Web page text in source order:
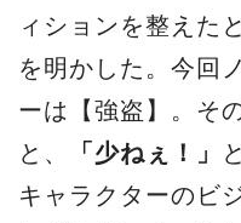
ィションを整えた
を明かした。今回
ーは【強盗】。そ
と、
「少ねぇ！」
キャラクターのビ